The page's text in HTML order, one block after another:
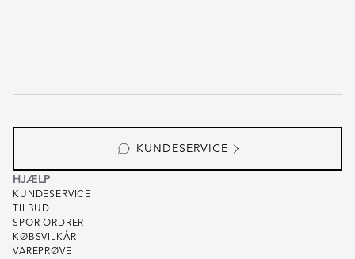
KUNDESERVICE
HJÆLP
KUNDESERVICE
TILBUD
SPOR ORDRER
KØBSVILKÅR
VAREPRØVE